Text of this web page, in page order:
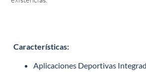
Características:
Aplicaciones Deportivas